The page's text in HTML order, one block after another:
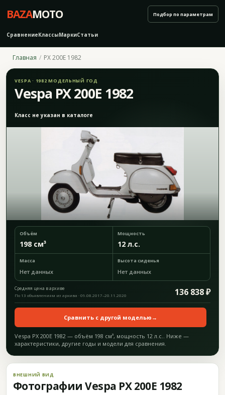
BAZAMOTO
СравнениеКлассыМаркиСтатьи
Подбор по параметрам
Главная PX 200E 1982
VESPA · 1982 МОДЕЛЬНЫЙ ГОД
Vespa PX 200E 1982
Класс не указан в каталоге
Объём
198 см³
Мощность
12 л.с.
Масса
Нет данных
Высота сиденья
Нет данных
Средняя цена в архиве 136 838 ₽
По 13 объявлениям из архива · 09.08.2017–20.11.2020
Сравнить с другой моделью →
Vespa PX 200E 1982 — объём 198 см³, мощность 12 л.с.. Ниже —
характеристики, другие годы и модели для сравнения.
ВНЕШНИЙ ВИД
Фотографии Vespa PX 200E 1982